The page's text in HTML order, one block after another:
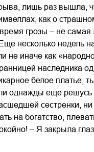
лишь раз вышла,
как о
грозы – не
несколько недель
не иначе как
наследника
белое платье,
однажды еще решусь
сестренки,
на богатство,
– Я закрыла